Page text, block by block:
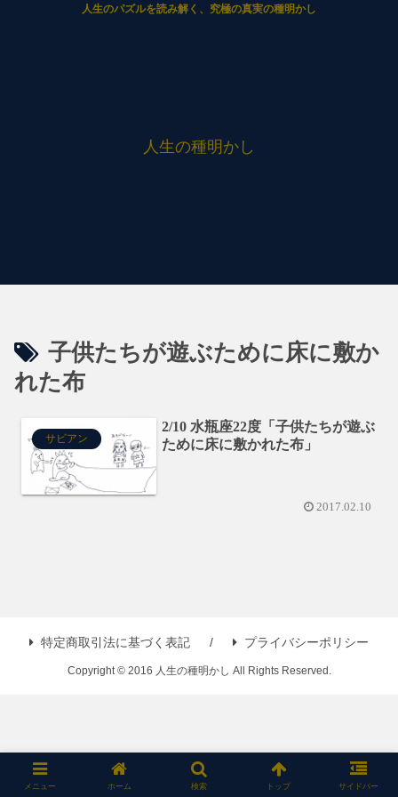
人生の種明かし
人生のパズルを読み解く、究極の真実の種明かし
子供たちが遊ぶために床に敷か
れた布
サビアン
2/10 水瓶座22度「子供たちが遊ぶ
ために床に敷かれた布」
2017.02.10
特定商取引法に基づく表記 プライバシーポリシー
Copyright © 2016 人生の種明かし All Rights Reserved.
メニュー ホーム 検索 トップ サイドバー